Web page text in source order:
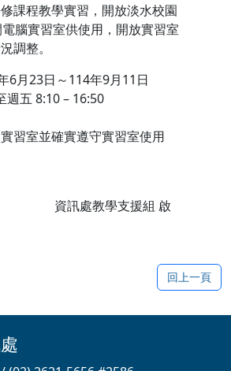
課程教學實習，開放淡水校園
實習室供使用，開放實習室
整。
6月23日～114年9月11日
– 16:50
習室並確實遵守實習室使用
學支援組 啟
回上一頁